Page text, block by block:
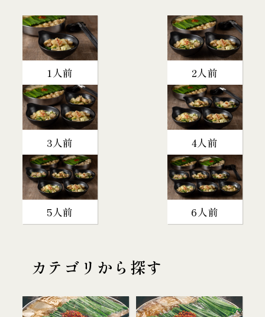
1人前 2人前
3人前 4人前
5人前 6人前
カテゴリから探す